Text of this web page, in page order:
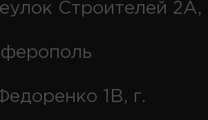
Строителей 2А,
1В, г.